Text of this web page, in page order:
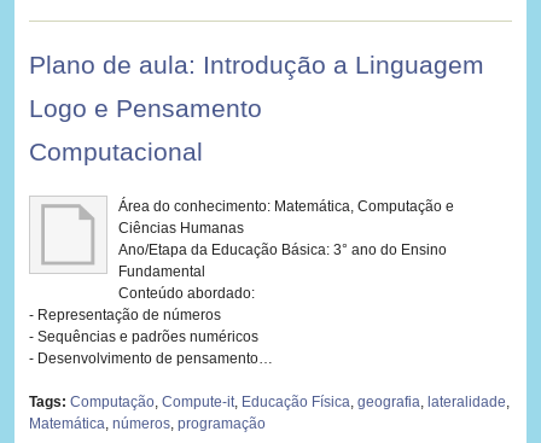
Plano de aula: Introdução a Linguagem
Logo e Pensamento
Computacional
Área do conhecimento: Matemática, Computação e
Ciências Humanas
Ano/Etapa da Educação Básica: 3° ano do Ensino
Fundamental
Conteúdo abordado:
- Representação de números
- Sequências e padrões numéricos
- Desenvolvimento de pensamento…
Tags: Computação, Compute-it, Educação Física, geografia, lateralidade,
Matemática, números, programação